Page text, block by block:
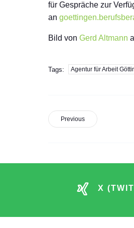
für Gespräche zur
an
Bild von Gerd Altmann
Tags: Agentur für Arbeit
Previous
X